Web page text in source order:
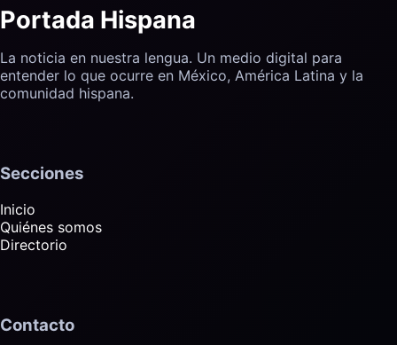
Portada Hispana
La noticia en nuestra lengua. Un medio digital para
entender lo que ocurre en México, América Latina y la
comunidad hispana.
Secciones
Inicio
Quiénes somos
Directorio
Contacto